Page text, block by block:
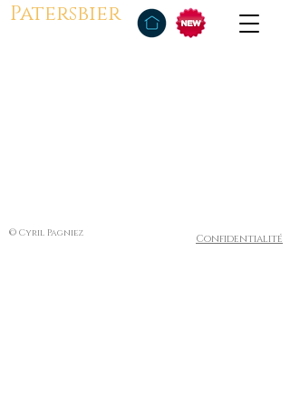
Patersbier
© Cyril Pagniez Confidentialité